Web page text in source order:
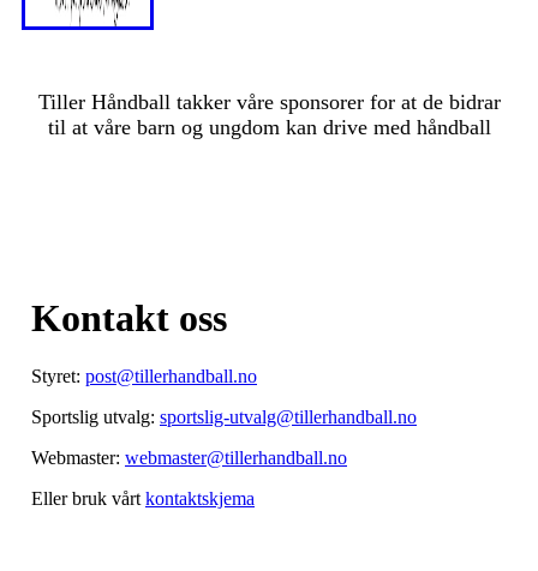
Tiller Håndball takker våre sponsorer for at de bidrar
til at våre barn og ungdom kan drive med håndball
Kontakt oss
Styret: post@tillerhandball.no
Sportslig utvalg: sportslig-utvalg@tillerhandball.no
Webmaster: webmaster@tillerhandball.no
Eller bruk vårt kontaktskjema